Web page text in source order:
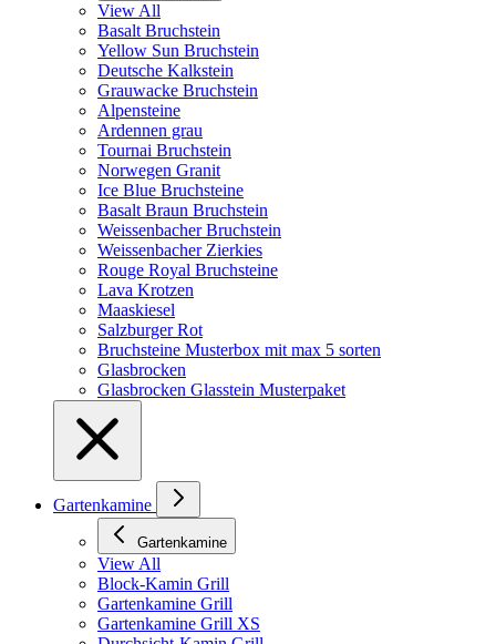
View All
Basalt Bruchstein
Yellow Sun Bruchstein
Deutsche Kalkstein
Grauwacke Bruchstein
Alpensteine
Ardennen grau
Tournai Bruchstein
Norwegen Granit
Ice Blue Bruchsteine
Basalt Braun Bruchstein
Weissenbacher Bruchstein
Weissenbacher Zierkies
Rouge Royal Bruchsteine
Lava Krotzen
Maaskiesel
Salzburger Rot
Bruchsteine Musterbox mit max 5 sorten
Glasbrocken
Glasbrocken Glasstein Musterpaket
Gartenkamine
Gartenkamine
View All
Block-Kamin Grill
Gartenkamine Grill
Gartenkamine Grill XS